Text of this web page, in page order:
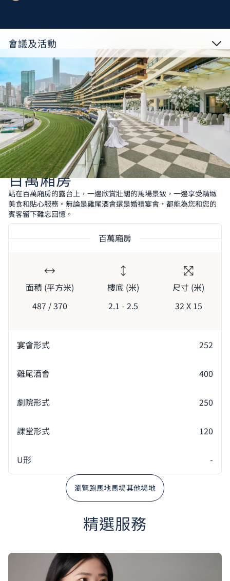
會議及活動
百萬廂房
站在百萬廂房的露台上，一邊欣賞壯闊的馬場景致，一邊享受精緻
美食和貼心服務。無論是雞尾酒會還是婚禮宴會，都能為您和您的
賓客留下難忘回憶。
百萬廂房
面積 (平方米)
487 / 370
樓底 (米)
2.1 - 2.5
尺寸 (米)
32 X 15
宴會形式 252
雞尾酒會 400
劇院形式 250
課堂形式 120
U形 -
瀏覽跑馬地馬場其他場地
精選服務